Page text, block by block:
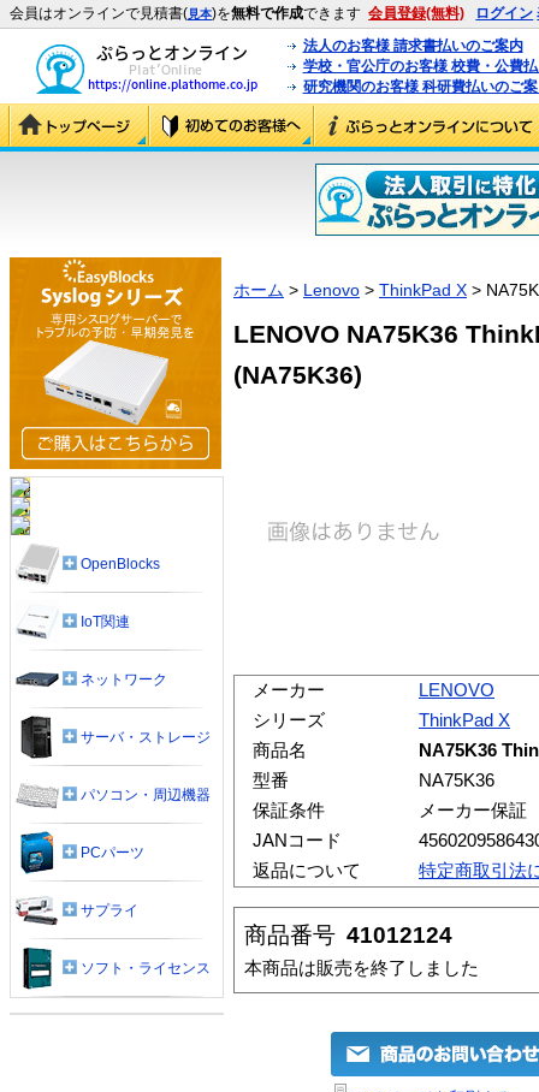
会員はオンラインで見積書(見本)を無料で作成できます 会員登録(無料) ログイン
法人のお客様 請求書払いのご案内
学校・官公庁のお客様 校費・公費
研究機関のお客様 科研費払いのご
ホーム > Lenovo > ThinkPad X >
LENOVO NA75K36
(NA75K36)
メーカー
LENOVO
シリーズ
ThinkPad X
商品名
NA75K36
型番
NA75K36
保証条件
メーカー保証
JANコード
返品について
特定商取引法
商品番号 41012124
本商品は販売を終了しました
OpenBlocks
IoT関連
ネットワーク
サーバ・ストレージ
パソコン・周辺機器
PCパーツ
サプライ
ソフト・ライセンス